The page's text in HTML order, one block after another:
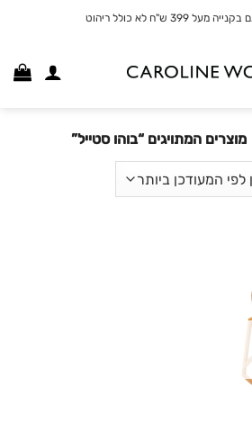
399 ש"ח לא כולל ריהוט
מוצרים המתויגים “בוהו סטייל”